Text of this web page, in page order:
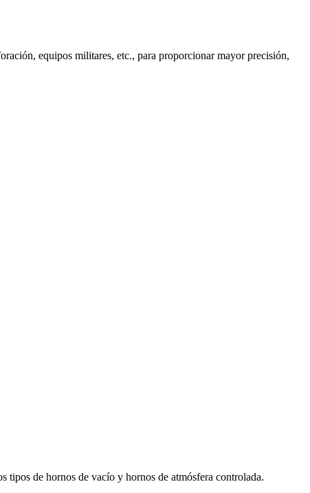
equipos militares, etc., para proporcionar mayor precisión,
de hornos de vacío y hornos de atmósfera controlada.